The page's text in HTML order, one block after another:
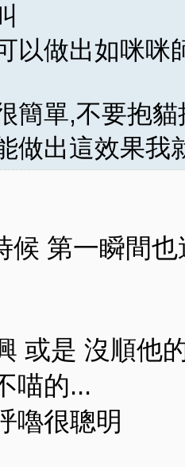
以做出如咪咪
簡單,不要抱
做出這效果我
候 第一瞬間
或是 沒順他
喵的...
嚕很聰明